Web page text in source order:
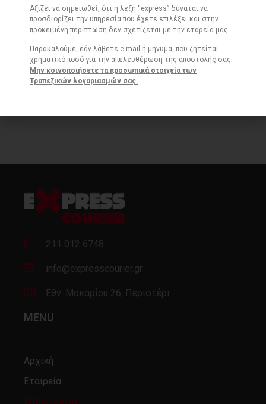
απορρήτου
ΑΠΟΣΤΟΛΗ
211 012 6748
info@expresscourier.gr
Εθν. Μακαρίου 26, Περιστέρι
MENU
Αρχική
Εταιρεία
Επικοινωνία
Αξίζει να σημειωθεί, ότι η λέξη “express” δύναται να
προσδιορίζει την υπηρεσία που έχετε επιλέξει και στην
προκειμένη περίπτωση δεν σχετίζεται με την εταρεία μας.
Παρακαλούμε, εάν λάβετε e-mail ή μήνυμα, που ζητείται
χρηματικό ποσό για την απελευθέρωση της αποστολής σας.
Μην κοινοποιήσετε τα προσωπικά στοιχεία των
Τραπεζικών λογαριασμών σας.